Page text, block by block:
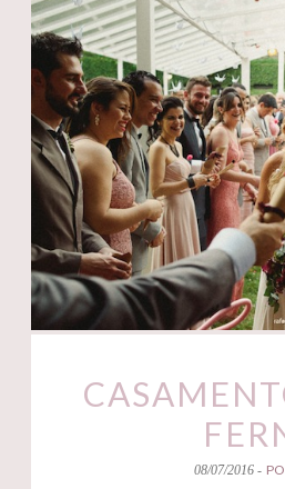
08/07/2016 -